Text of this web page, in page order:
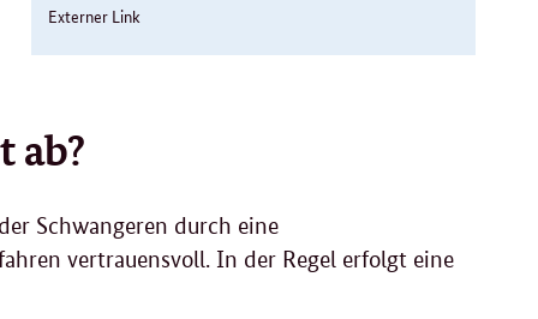
Externer Link
ab?
Schwangeren durch eine
vertrauensvoll. In der Regel erfolgt eine